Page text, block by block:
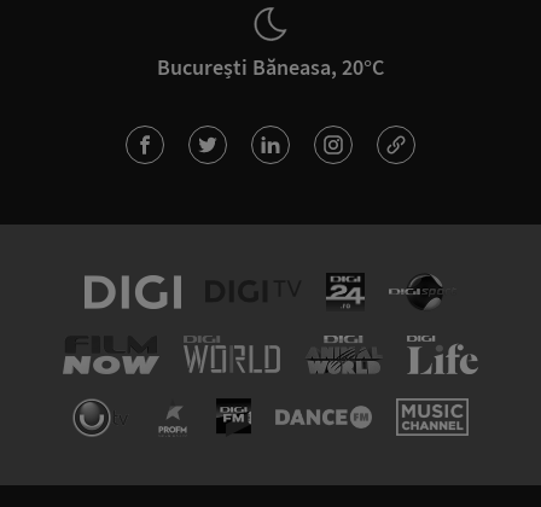
București Băneasa, 20°C